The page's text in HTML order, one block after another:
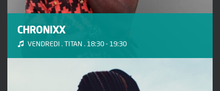
CHRONIXX
VENDREDI . TITAN . 18:30 - 19:30